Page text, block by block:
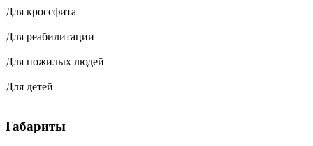
Для кроссфита
Для реабилитации
Для пожилых людей
Для детей
Габариты